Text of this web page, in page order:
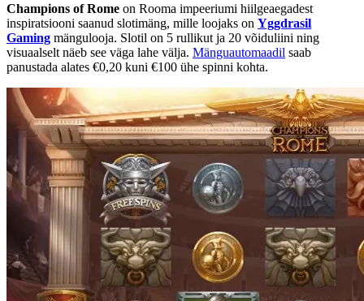
Champions of Rome on Rooma impeeriumi hiilgeaegadest
inspiratsiooni saanud slotimäng, mille loojaks on Yggdrasil
Gaming mängulooja. Slotil on 5 rullikut ja 20 võiduliini ning
visuaalselt näeb see väga lahe välja. Mänguautomaadil saab
panustada alates €0,20 kuni €100 ühe spinni kohta.